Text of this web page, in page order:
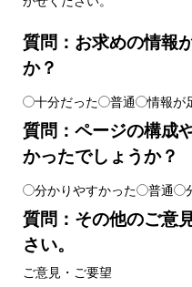
質問：お求めの情報
か？
十分だった 普通 情報が
質問：ページの構成
かったでしょうか？
分かりやすかった 普通
質問：その他のご意
さい。
ご意見・ご要望